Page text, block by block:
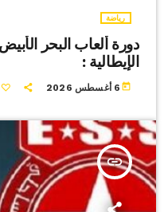
رياضة
دورة ألعاب البحر
الإيطالية :
today 6 أغسطس 2026
insert_link